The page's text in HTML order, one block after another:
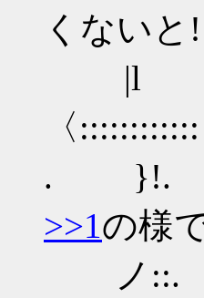
くないと!
|l ∧
〈
. }!. {
>>1の様
ノ::. l